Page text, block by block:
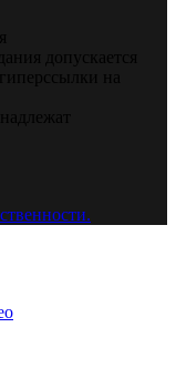
допускается
на